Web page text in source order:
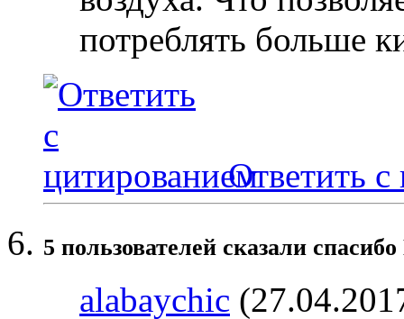
потреблять больше
Ответить с
5 пользователей сказали
alabaychic